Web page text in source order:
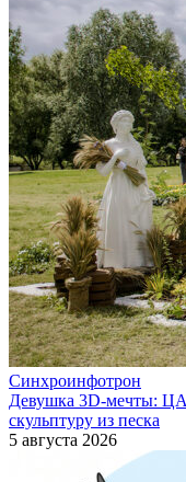
Синхроинфотрон
Девушка 3D-мечты:
скульптуру из песка
5 августа 2026